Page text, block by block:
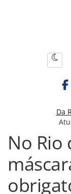
Da
No Rio